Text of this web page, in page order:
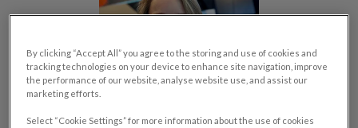
By clicking “Accept All” you agree to the storing and use of cookies and
tracking technologies on your device to enhance site navigation, improve
the performance of our website, analyse website use, and assist our
marketing efforts.
Select “Cookie Settings” for more information about the use of cookies